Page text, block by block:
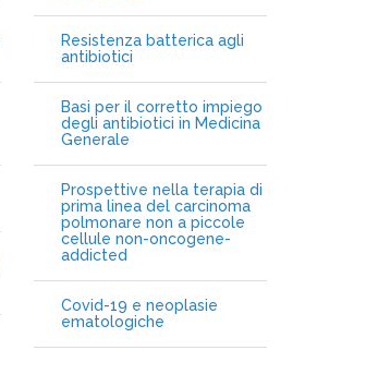
Resistenza batterica agli
antibiotici
Basi per il corretto impiego
degli antibiotici in Medicina
Generale
Prospettive nella terapia di
prima linea del carcinoma
polmonare non a piccole
cellule non-oncogene-
addicted
Covid-19 e neoplasie
ematologiche